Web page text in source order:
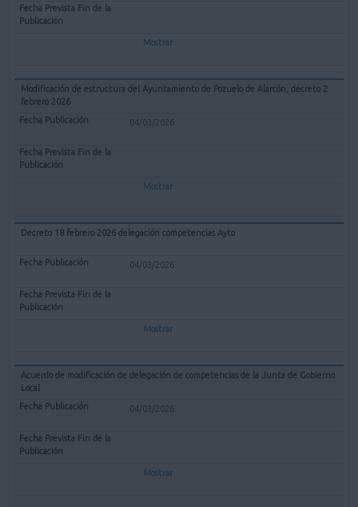
Mostrar
Modificación de estructura del Ayuntamiento de Pozuelo de Alarcón, decreto 2
febrero 2026
04/03/2026
Mostrar
Decreto 18 febrero 2026 delegación competencias Ayto
04/03/2026
Mostrar
Acuerdo de modificación de delegación de competencias de la Junta de Gobierno
Local
04/03/2026
Mostrar